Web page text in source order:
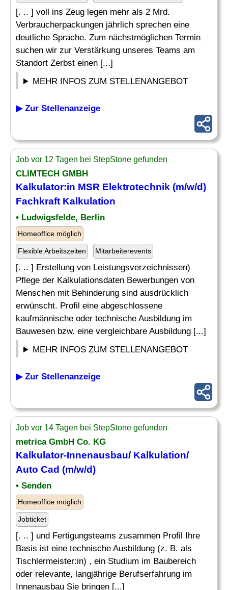
[. .. ] voll ins Zeug legen mehr als 2 Mrd.
Verbraucherpackungen jährlich sprechen eine
deutliche Sprache. Zum nächstmöglichen Termin
suchen wir zur Verstärkung unseres Teams am
Standort Zerbst einen [...]
MEHR INFOS ZUM STELLENANGEBOT
▶ Zur Stellenanzeige
Job vor 12 Tagen bei StepStone gefunden
CLIMTECH GMBH
Kalkulator:in MSR Elektrotechnik (m/w/d)
Fachkraft Kalkulation
• Ludwigsfelde, Berlin
Homeoffice möglich
Flexible Arbeitszeiten Mitarbeiterevents
[. .. ] Erstellung von Leistungsverzeichnissen)
Pflege der Kalkulationsdaten Bewerbungen von
Menschen mit Behinderung sind ausdrücklich
erwünscht. Profil eine abgeschlossene
kaufmännische oder technische Ausbildung im
Bauwesen bzw. eine vergleichbare Ausbildung [...]
MEHR INFOS ZUM STELLENANGEBOT
▶ Zur Stellenanzeige
Job vor 14 Tagen bei StepStone gefunden
metrica GmbH Co. KG
Kalkulator-Innenausbau/ Kalkulation/
Auto Cad (m/w/d)
• Senden
Homeoffice möglich
Jobticket
[. .. ] und Fertigungsteams zusammen Profil Ihre
Basis ist eine technische Ausbildung (z. B. als
Tischlermeister:in) , ein Studium im Baubereich
oder relevante, langjährige Berufserfahrung im
Innenausbau Sie bringen [...]